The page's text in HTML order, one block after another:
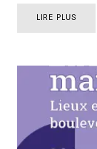
LIRE PLUS